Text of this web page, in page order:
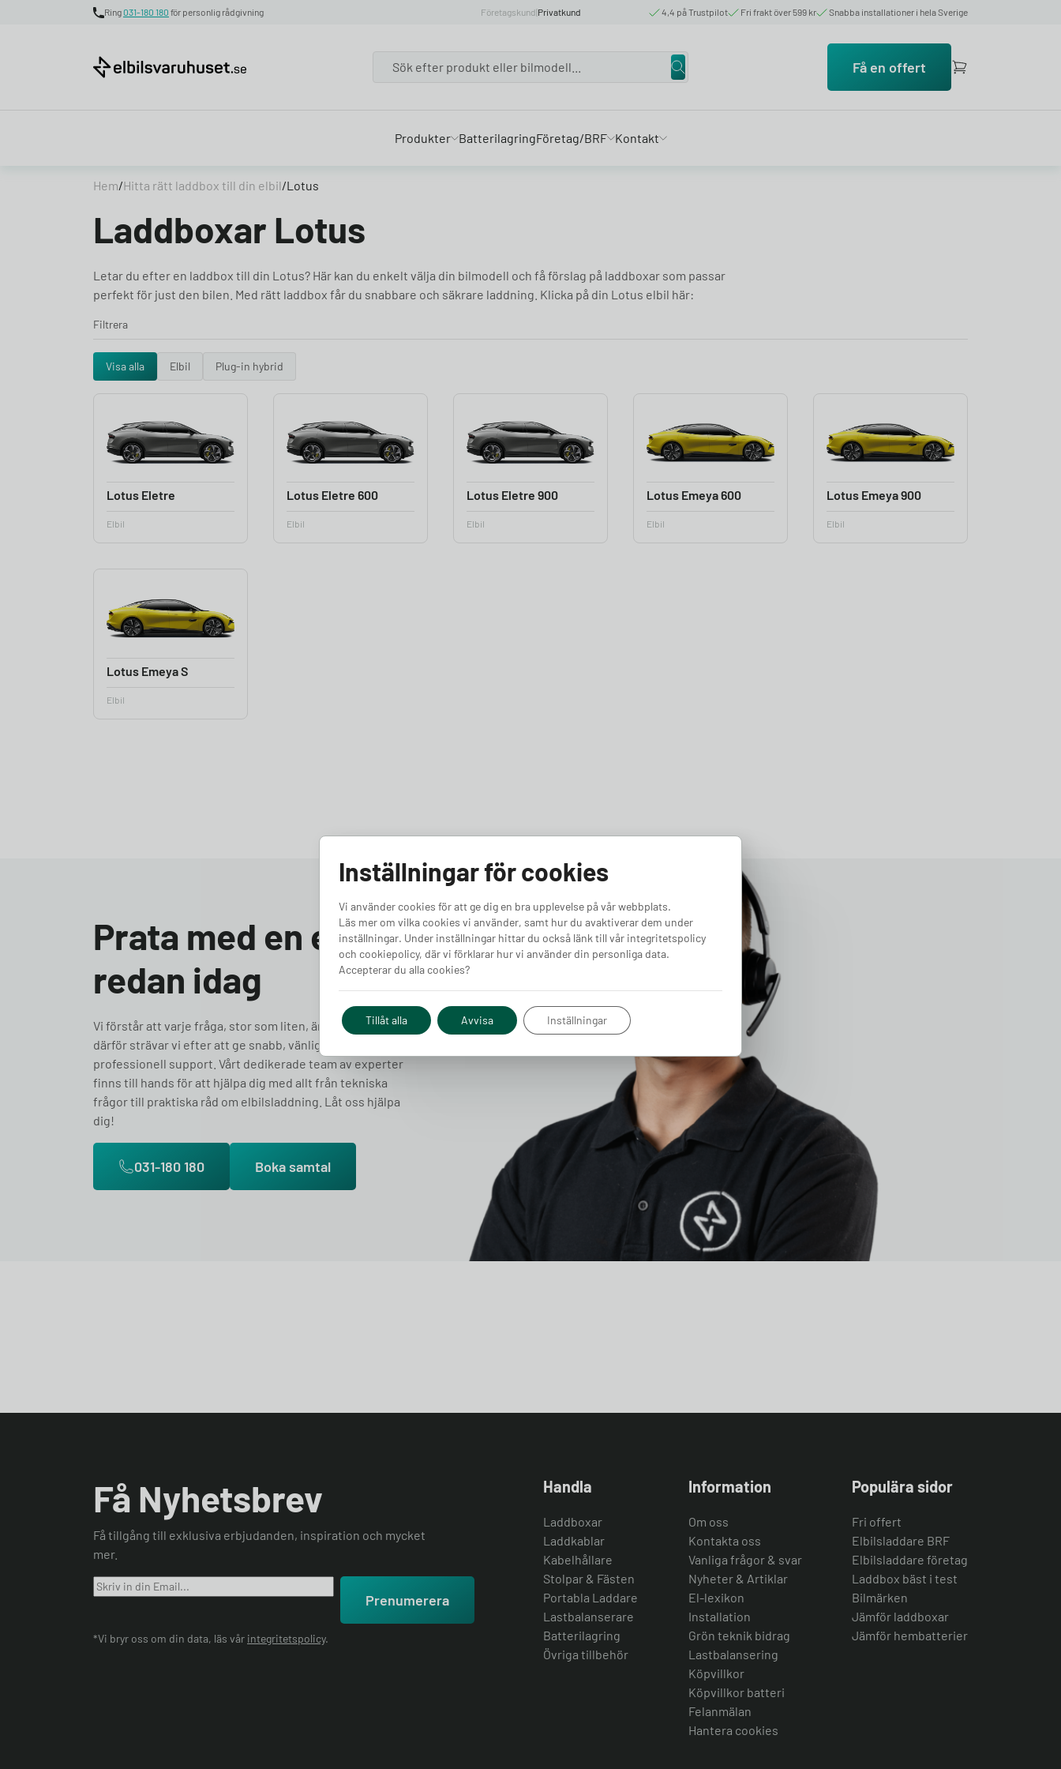
Ring031-180 180 för personlig rådgivning Företagskund|Privatkund 4,4 på Trustpilot Fri frakt över 599 kr Snabba installationer i hela Sverige
Få en offert
Produkter BatterilagringFöretag/BRF Kontakt
Hem/Hitta rätt laddbox till din elbil/Lotus
Laddboxar Lotus
Letar du efter en laddbox till din Lotus? Här kan du enkelt välja din bilmodell och få förslag på laddboxar som passar
perfekt för just den bilen. Med rätt laddbox får du snabbare och säkrare laddning. Klicka på din Lotus elbil här:
Filtrera
Visa alla Elbil Plug-in hybrid
Lotus Eletre
Elbil
Lotus Eletre 600
Elbil
Lotus Eletre 900
Elbil
Lotus Emeya 600
Elbil
Lotus Emeya 900
Elbil
Lotus Emeya S
Elbil
Prata med en expert
redan idag
Vi förstår att varje fråga, stor som liten, är viktig och
därför strävar vi efter att ge snabb, vänlig och
professionell support. Vårt dedikerade team av experter
finns till hands för att hjälpa dig med allt från tekniska
frågor till praktiska råd om elbilsladdning. Låt oss hjälpa
dig!
031-180 180 Boka samtal
Få Nyhetsbrev
Få tillgång till exklusiva erbjudanden, inspiration och mycket
mer.
Prenumerera
*Vi bryr oss om din data, läs vår integritetspolicy.
Handla
Laddboxar
Laddkablar
Kabelhållare
Stolpar & Fästen
Portabla Laddare
Lastbalanserare
Batterilagring
Övriga tillbehör
Information
Om oss
Kontakta oss
Vanliga frågor & svar
Nyheter & Artiklar
El-lexikon
Installation
Grön teknik bidrag
Lastbalansering
Köpvillkor
Köpvillkor batteri
Felanmälan
Hantera cookies
Populära sidor
Fri offert
Elbilsladdare BRF
Elbilsladdare företag
Laddbox bäst i test
Bilmärken
Jämför laddboxar
Jämför hembatterier
Inställningar för cookies
Vi använder cookies för att ge dig en bra upplevelse på vår webbplats.
Läs mer om vilka cookies vi använder, samt hur du avaktiverar dem under
inställningar. Under inställningar hittar du också länk till vår integritetspolicy
och cookiepolicy, där vi förklarar hur vi använder din personliga data.
Accepterar du alla cookies?
Tillåt alla Avvisa Inställningar